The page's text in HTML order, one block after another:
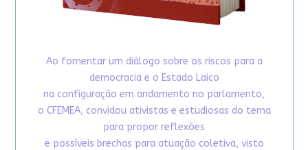
Ao fomentar um diálogo sobre os riscos para a
democracia e o Estado Laico
na configuração em andamento no parlamento,
o CFEMEA, convidou ativistas e estudiosas do tema
para propor reflexões
e possíveis brechas para atuação coletiva, visto